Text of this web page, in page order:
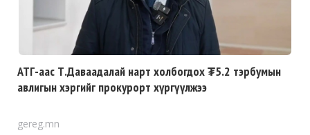
АТГ-аас Т.Даваадалай нарт холбогдох ₮5.2 тэрбумын
авлигын хэргийг прокурорт хүргүүлжээ
gereg.mn